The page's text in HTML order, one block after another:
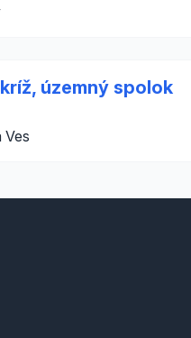
územný spolok
Ves